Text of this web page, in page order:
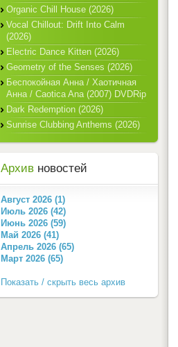
Organic Chill House (2026)
Vocal Chillout: Drift Into Calm
(2026)
Electric Dance Kitten (2026)
Geometry of the Senses (2026)
Беспокойная Анна / Хаотичная
Анна / Caotica Ana (2007) DVDRip
Dark Redemption (2026)
Sunrise Clubbing Anthems (2026)
Архив новостей
Август 2026 (1)
Июль 2026 (42)
Июнь 2026 (59)
Май 2026 (41)
Апрель 2026 (65)
Март 2026 (65)
Показать / скрыть весь архив